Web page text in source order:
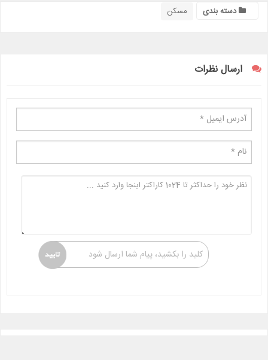
دسته بندی مسکن
ارسال نظرات
کلید را بکشید، پیام شما ارسال شود